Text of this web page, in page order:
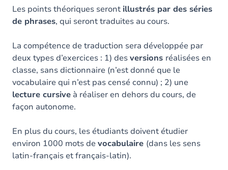
Les points théoriques seront illustrés par des séries
de phrases, qui seront traduites au cours.
La compétence de traduction sera développée par
deux types d’exercices : 1) desversions réalisées en
classe, sans dictionnaire (n’est donné que le
vocabulaire qui n’est pas censé connu) ; 2) une
lecture cursive à réaliser en dehors du cours, de
façon autonome.
En plus du cours, les étudiants doivent étudier
environ 1000 mots devocabulaire (dans les sens
latin-français et français-latin).